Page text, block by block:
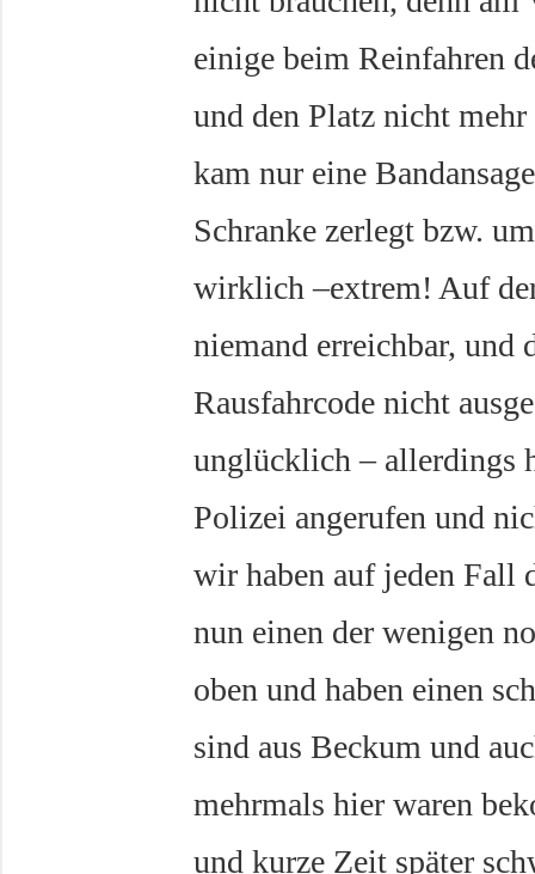
einige beim Reinfahren
und den Platz nicht
kam nur eine
Schranke zerlegt bzw.
wirklich –extrem! Auf
niemand erreichbar, und
Rausfahrcode nicht
unglücklich – allerdings
Polizei angerufen und
wir haben auf jeden Fall
nun einen der wenigen
oben und haben einen
sind aus Beckum und
mehrmals hier waren
und kurze Zeit später